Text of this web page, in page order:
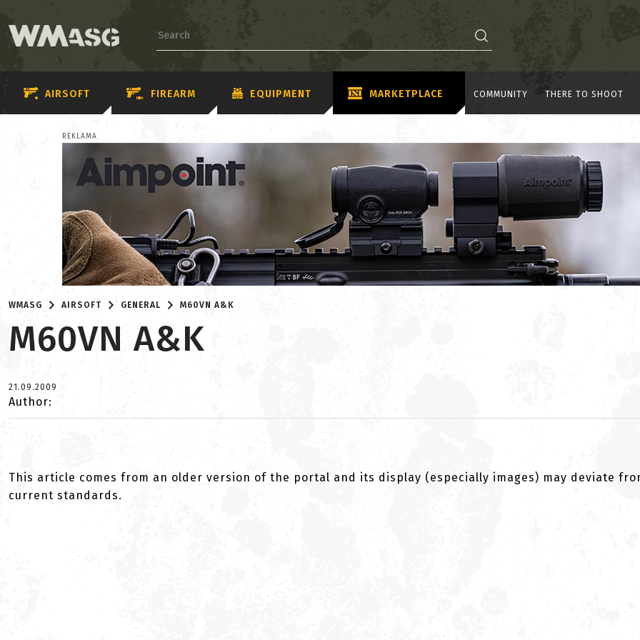
AIRSOFT FIREARM EQUIPMENT MARKETPLACE COMMUNITY THERE TO SHOOT
REKLAMA
WMASG AIRSOFT GENERAL M60VN A&K
M60VN A&K
21.09.2009
Author:
This article comes from an older version of the portal and its display (especially images) may deviate
current standards.